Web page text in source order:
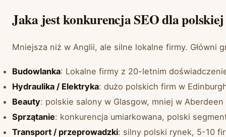
Jaka jest konkurencja SEO dla
Mniejsza niż w Anglii, ale silne lokalne firmy. Główni
Budowlanka: Lokalne firmy z 20-letnim
Hydraulika / Elektryka: dużo polskich firm w
Beauty: polskie salony w Glasgow, mniej w Aberdeen
Sprzątanie: konkurencja umiarkowana, polski
Transport / przeprowadzki: silny polski rynek, 5-10